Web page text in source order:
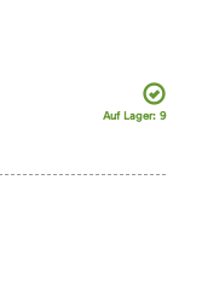
Auf Lager: 9